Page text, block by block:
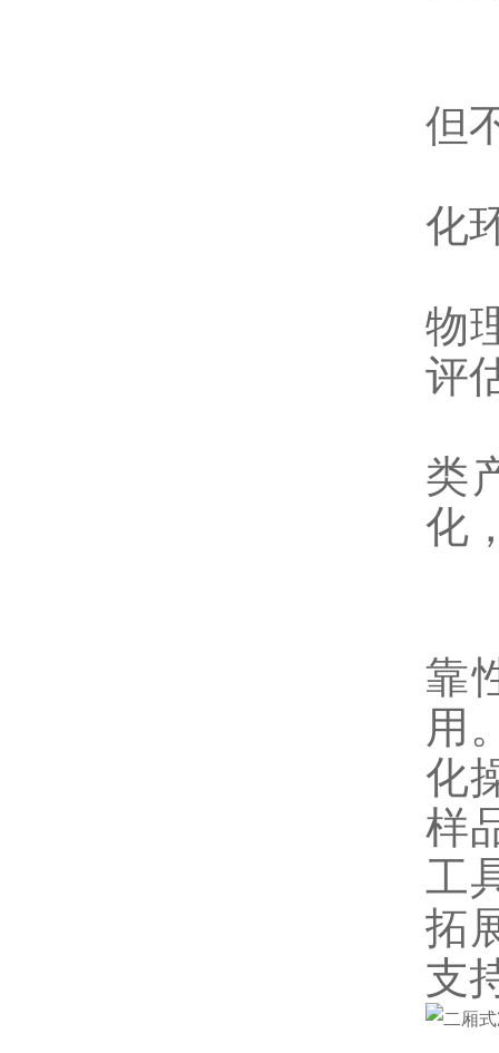
但
化
物
评
类
化
靠
用
化
样
工
拓
支